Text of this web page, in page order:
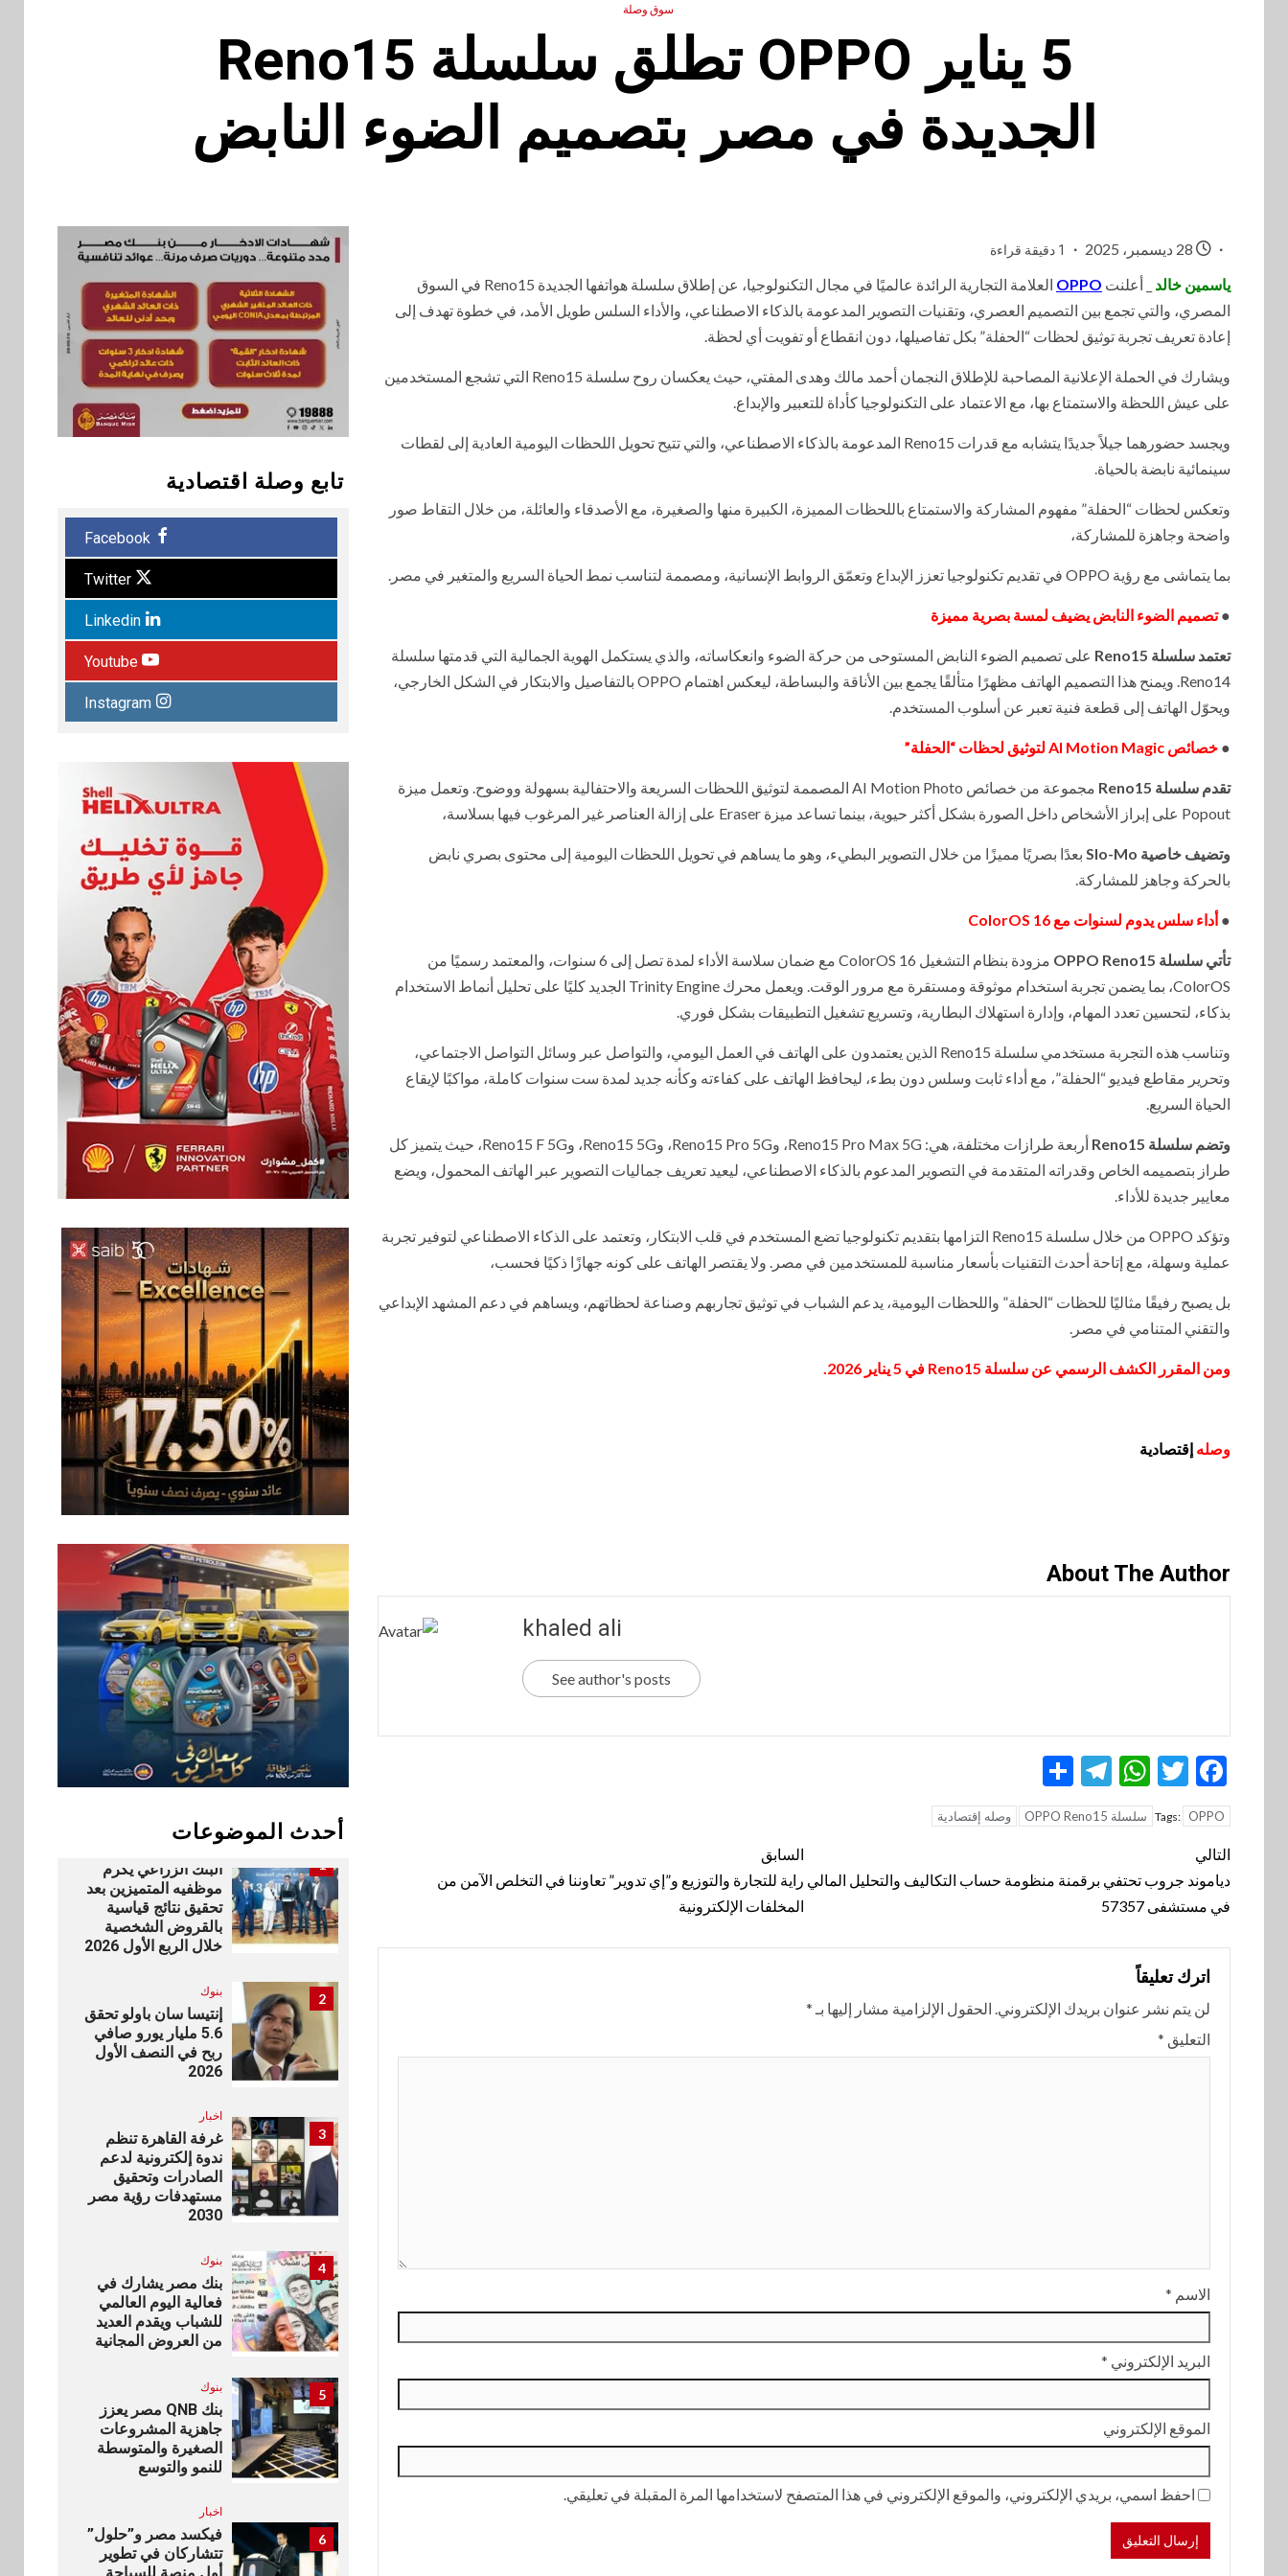
سوق وصلة
5 يناير OPPO تطلق سلسلة Reno15
الجديدة في مصر بتصميم الضوء النابض
1 دقيقة قراءة
ياسمين خالد _ أعلنت OPPO
العلامة التجارية الرائدة عالميًا في مجال التكنولوجيا، عن إطلاق سلسلة هواتفها الجديدة Reno15 في السوق
المصري، والتي تجمع بين التصميم العصري، وتقنيات التصوير المدعومة بالذكاء الاصطناعي، والأداء السلس طويل الأمد، في خطوة تهدف إلى
إعادة تعريف تجربة توثيق لحظات “الحفلة” بكل تفاصيلها، دون انقطاع أو تفويت أي لحظة.
ويشارك في الحملة الإعلانية المصاحبة للإطلاق النجمان أحمد مالك وهدى المفتي، حيث يعكسان روح سلسلة Reno15 التي تشجع المستخدمين
على عيش اللحظة والاستمتاع بها، مع الاعتماد على التكنولوجيا كأداة للتعبير والإبداع.
ويجسد حضورهما جيلاً جديدًا يتشابه مع قدرات Reno15 المدعومة بالذكاء الاصطناعي، والتي تتيح تحويل اللحظات اليومية العادية إلى لقطات
سينمائية نابضة بالحياة.
وتعكس لحظات “الحفلة” مفهوم المشاركة والاستمتاع باللحظات المميزة، الكبيرة منها والصغيرة، مع الأصدقاء والعائلة، من خلال التقاط صور
واضحة وجاهزة للمشاركة،
بما يتماشى مع رؤية OPPO في تقديم تكنولوجيا تعزز الإبداع وتعمّق الروابط الإنسانية، ومصممة لتناسب نمط الحياة السريع والمتغير في مصر.
●تصميم الضوء النابض يضيف لمسة بصرية مميزة
تعتمد سلسلة Reno15
على تصميم الضوء النابض المستوحى من حركة الضوء وانعكاساته، والذي يستكمل الهوية الجمالية التي قدمتها سلسلة
Reno14. ويمنح هذا التصميم الهاتف مظهرًا متألقًا يجمع بين الأناقة والبساطة، ليعكس اهتمام OPPO بالتفاصيل والابتكار في الشكل الخارجي،
ويحوّل الهاتف إلى قطعة فنية تعبر عن أسلوب المستخدم.
● خصائص AI Motion Magic لتوثيق لحظات “الحفلة”
تقدم سلسلة Reno15
مجموعة من خصائص AI Motion Photo المصممة لتوثيق اللحظات السريعة والاحتفالية بسهولة ووضوح. وتعمل ميزة
Popout على إبراز الأشخاص داخل الصورة بشكل أكثر حيوية، بينما تساعد ميزة Eraser على إزالة العناصر غير المرغوب فيها بسلاسة،
وتضيف خاصية Slo-Mo
بعدًا بصريًا مميزًا من خلال التصوير البطيء، وهو ما يساهم في تحويل اللحظات اليومية إلى محتوى بصري نابض
بالحركة وجاهز للمشاركة.
●أداء سلس يدوم لسنوات مع ColorOS 16
تأتي سلسلة OPPO Reno15
مزودة بنظام التشغيل ColorOS 16 مع ضمان سلاسة الأداء لمدة تصل إلى 6 سنوات، والمعتمد رسميًا من
ColorOS، بما يضمن تجربة استخدام موثوقة ومستقرة مع مرور الوقت. ويعمل محرك Trinity Engine الجديد كليًا على تحليل أنماط الاستخدام
بذكاء، لتحسين تعدد المهام، وإدارة استهلاك البطارية، وتسريع تشغيل التطبيقات بشكل فوري.
وتناسب هذه التجربة مستخدمي سلسلة Reno15 الذين يعتمدون على الهاتف في العمل اليومي، والتواصل عبر وسائل التواصل الاجتماعي،
وتحرير مقاطع فيديو “الحفلة”، مع أداء ثابت وسلس دون بطء، ليحافظ الهاتف على كفاءته وكأنه جديد لمدة ست سنوات كاملة، مواكبًا لإيقاع
الحياة السريع.
وتضم سلسلة Reno15
أربعة طرازات مختلفة، هي: Reno15 Pro Max 5G، وReno15 Pro 5G، وReno15 5G، وReno15 F 5G، حيث يتميز كل
طراز بتصميمه الخاص وقدراته المتقدمة في التصوير المدعوم بالذكاء الاصطناعي، ليعيد تعريف جماليات التصوير عبر الهاتف المحمول، ويضع
معايير جديدة للأداء.
وتؤكد OPPO من خلال سلسلة Reno15 التزامها بتقديم تكنولوجيا تضع المستخدم في قلب الابتكار، وتعتمد على الذكاء الاصطناعي لتوفير تجربة
عملية وسهلة، مع إتاحة أحدث التقنيات بأسعار مناسبة للمستخدمين في مصر. ولا يقتصر الهاتف على كونه جهازًا ذكيًا فحسب،
بل يصبح رفيقًا مثاليًا للحظات “الحفلة” واللحظات اليومية، يدعم الشباب في توثيق تجاربهم وصناعة لحظاتهم، ويساهم في دعم المشهد الإبداعي
والتقني المتنامي في مصر.
ومن المقرر الكشف الرسمي عن سلسلة Reno15 في 5 يناير 2026.
وصله إقتصادية
About The Author
khaled ali
See author's posts
Facebook
Twitter
WhatsApp
Telegram
Tags: OPPO سلسلة OPPO Reno15 وصله إقتصادية
تنقل
المقالة
السابق
راية للتجارة والتوزيع و”إي تدوير” تعاوننا في التخلص الآمن من
المخلفات الإلكترونية
التالي
دياموند جروب تحتفي برقمنة منظومة حساب التكاليف والتحليل المالي
في مستشفى 57357
اترك تعليقاً
لن يتم نشر عنوان بريدك الإلكتروني. الحقول الإلزامية مشار إليها بـ *
التعليق *
الاسم *
البريد الإلكتروني *
الموقع الإلكتروني
احفظ اسمي، بريدي الإلكتروني، والموقع الإلكتروني في هذا المتصفح لاستخدامها المرة المقبلة في تعليقي.
تابع وصلة اقتصادية
Facebook
Twitter
Linkedin
Youtube
Instagram
أحدث الموضوعات
6
اخبار
تتشاركان في تطوير
أول منصة للسياحة
الصحية في مصر
والشرق الأوسط
وأفريقيا Tour4Cure
7 سوق وصلة
هواوي: هاتف nova 15
Max بطارية ضخمة
وتصميم متين جهازًا
مثاليًا للشباب
8
اقتصاد
إي اف چي فاينانس
تستعرض خطط نمو
«بلد» لتعزيز حضورها
المصريين بالخارج
اخبار
بيان توضيحي صادر عن
شركة ناتجاس
10 سوق وصلة
vivo تشعل المنافسة
في مصر مع إطلاق
Y500 المزود ببطارية
1
بنوك
البنك الزراعي يكرم
موظفيه المتميزين بعد
تحقيق نتائج قياسية
بالقروض الشخصية
خلال الربع الأول 2026
2 بنوك
إنتيسا سان باولو تحقق
5.6 مليار يورو صافي
ربح في النصف الأول
2026
3
اخبار
غرفة القاهرة تنظم
ندوة إلكترونية لدعم
الصادرات وتحقيق
مستهدفات رؤية مصر
2030
4 بنوك
بنك مصر يشارك في
فعالية اليوم العالمي
للشباب ويقدم العديد
من العروض المجانية
5 بنوك
بنك QNB مصر يعزز
جاهزية المشروعات
الصغيرة والمتوسطة
للنمو والتوسع
6
اخبار
فيكسد مصر و”حلول”
تتشاركان في تطوير